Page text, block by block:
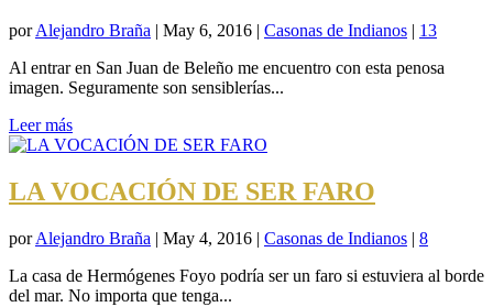
porAlejandro Braña | May 6, 2016 | Casonas de Indianos | 13
Al entrar en San Juan de Beleño me encuentro con esta penosa
imagen. Seguramente son sensiblerías...
Leer más
LA VOCACIÓN DE SER FARO
porAlejandro Braña | May 4, 2016 | Casonas de Indianos | 8
La casa de Hermógenes Foyo podría ser un faro si estuviera al borde
del mar. No importa que tenga...